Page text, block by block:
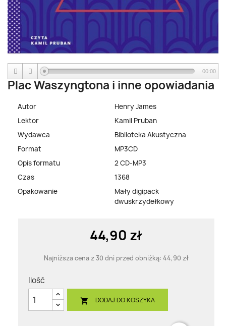
00:00
Plac Waszyngtona i inne opowiadania
Autor
Henry James
Lektor
Kamil Pruban
Wydawca
Biblioteka Akustyczna
Format
MP3CD
Opis formatu
2 CD-MP3
Czas
1368
Opakowanie
Mały digipack
dwuskrzydełkowy
44,90 zł
Najniższa cena z 30 dni przed obniżką: 44,90 zł
Ilość
 DODAJ DO KOSZYKA